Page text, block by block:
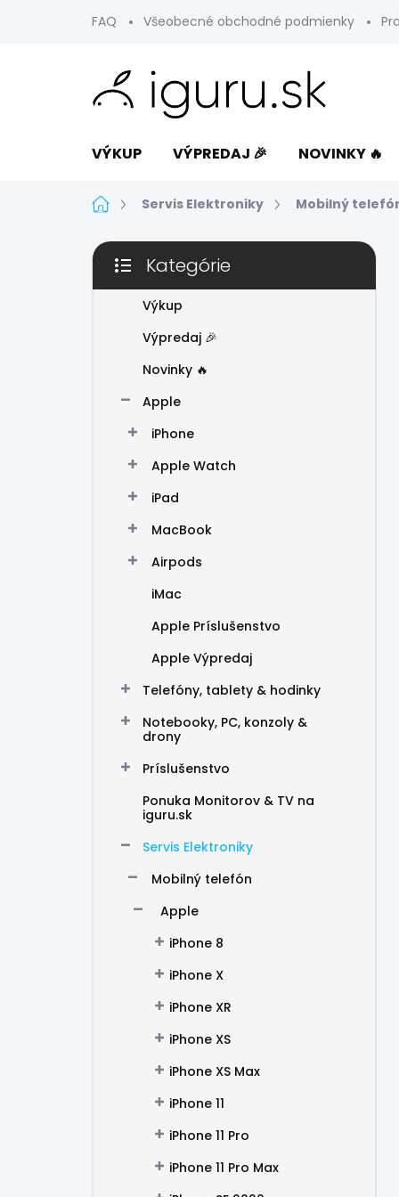
FAQ Všeobecné obchodné podmienky
VÝKUP VÝPREDAJ 🎉 NOVINKY 🔥
DomovServis Elektroniky Mobilný
B
č
Preskočiť
kategórie
Kategórie
Výkup
Výpredaj 🎉
Novinky 🔥
Apple
iPhone
Apple Watch
iPad
MacBook
Airpods
iMac
Apple Príslušenstvo
Apple Výpredaj
Telefóny, tablety & hodinky
Notebooky, PC, konzoly &
drony
Príslušenstvo
Ponuka Monitorov & TV na
iguru.sk
Servis Elektroniky
Mobilný telefón
Apple
iPhone 8
iPhone X
iPhone XR
iPhone XS
iPhone XS Max
iPhone 11
iPhone 11 Pro
iPhone 11 Pro Max